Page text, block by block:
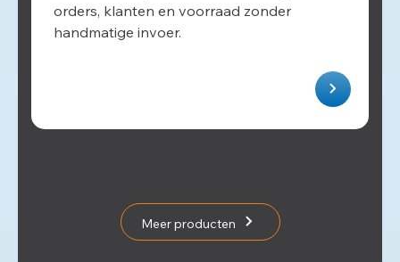
orders, klanten en voorraad zonder
handmatige invoer.
Meer producten